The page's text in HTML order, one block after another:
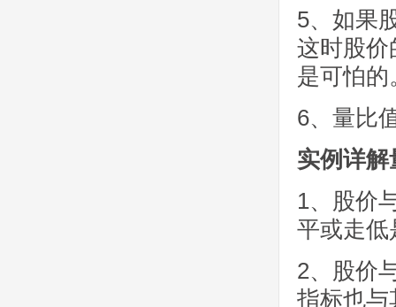
5、如果
这时股价
是可怕的
6、量比
实例详
1、股价
平或走低
2、股价
指标也与